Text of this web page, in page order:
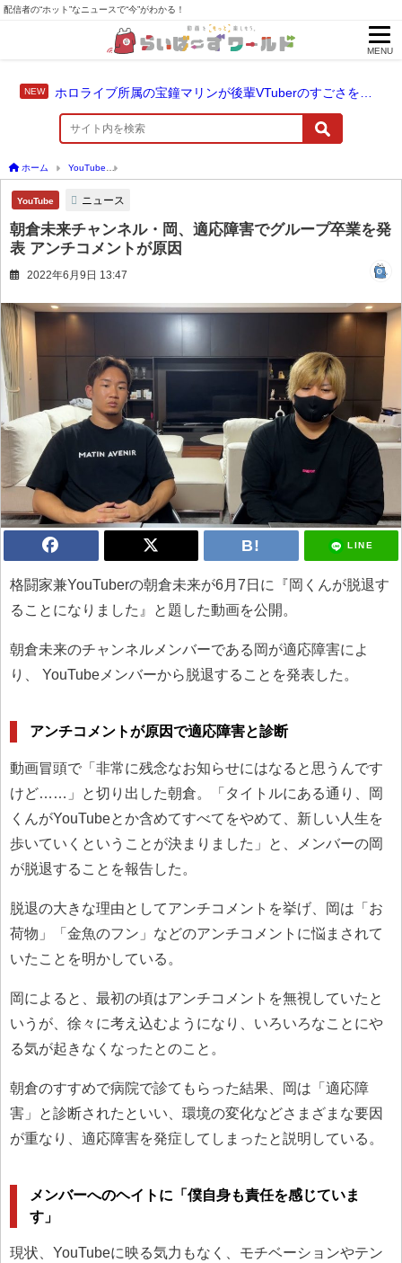
配信者の“ホット”なニュースで“今”がわかる！
MENU
ホーム YouTube
YouTube ニュース
朝倉未来チャンネル・岡、適応障害でグループ卒業を発
表 アンチコメントが原因
2022年6月9日 13:47
LINE
格闘家兼YouTuberの朝倉未来が6月7日に『岡くんが脱退す
ることになりました』と題した動画を公開。
朝倉未来のチャンネルメンバーである岡が適応障害によ
り、 YouTubeメンバーから脱退することを発表した。
アンチコメントが原因で適応障害と診断
動画冒頭で「非常に残念なお知らせにはなると思うんです
けど……」と切り出した朝倉。「タイトルにある通り、岡
くんがYouTubeとか含めてすべてをやめて、新しい人生を
歩いていくということが決まりました」と、メンバーの岡
が脱退することを報告した。
脱退の大きな理由としてアンチコメントを挙げ、岡は「お
荷物」「金魚のフン」などのアンチコメントに悩まされて
いたことを明かしている。
岡によると、最初の頃はアンチコメントを無視していたと
いうが、徐々に考え込むようになり、いろいろなことにや
る気が起きなくなったとのこと。
朝倉のすすめで病院で診てもらった結果、岡は「適応障
害」と診断されたといい、環境の変化などさまざまな要因
が重なり、適応障害を発症してしまったと説明している。
メンバーへのヘイトに「僕自身も責任を感じていま
す」
現状、YouTubeに映る気力もなく、モチベーションやテン